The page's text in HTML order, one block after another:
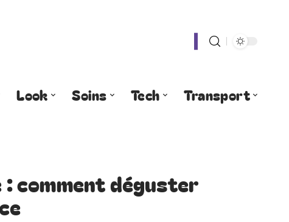
Look Soins Tech Transport
: comment déguster